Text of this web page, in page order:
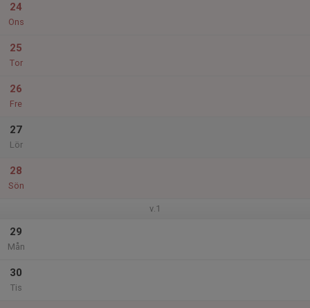
24
Ons
25
Tor
26
Fre
27
Lör
28
Sön
v.1
29
Mån
30
Tis